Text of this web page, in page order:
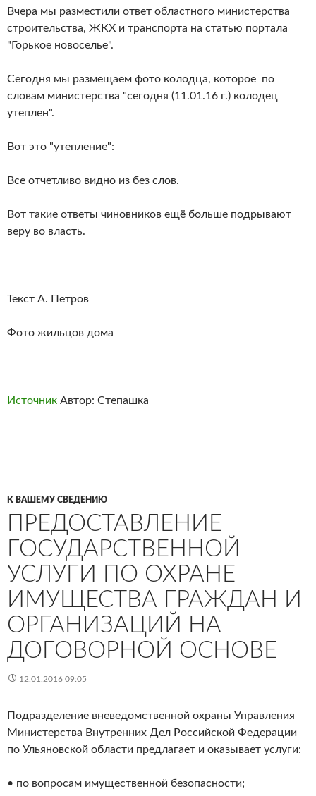
Вчера мы разместили ответ областного министерства
строительства, ЖКХ и транспорта на статью портала
"Горькое новоселье".
Сегодня мы размещаем фото колодца, которое по
словам министерства "сегодня (11.01.16 г.) колодец
утеплен".
Вот это "утепление":
Все отчетливо видно из без слов.
Вот такие ответы чиновников ещё больше подрывают
веру во власть.
Текст А. Петров
Фото жильцов дома
Источник Автор: Степашка
К ВАШЕМУ СВЕДЕНИЮ
ПРЕДОСТАВЛЕНИЕ
ГОСУДАРСТВЕННОЙ
УСЛУГИ ПО ОХРАНЕ
ИМУЩЕСТВА ГРАЖДАН И
ОРГАНИЗАЦИЙ НА
ДОГОВОРНОЙ ОСНОВЕ
12.01.2016 09:05
Подразделение вневедомственной охраны Управления
Министерства Внутренних Дел Российской Федерации
по Ульяновской области предлагает и оказывает услуги:
• по вопросам имущественной безопасности;